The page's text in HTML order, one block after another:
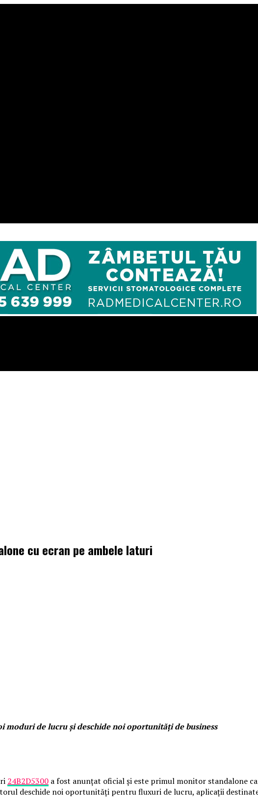
cu ecran pe ambele laturi
de lucru și deschide noi oportunități de business
24B2D5300 a fost anunțat oficial și este primul monitor standalone
deschide noi oportunități pentru fluxuri de lucru, aplicații